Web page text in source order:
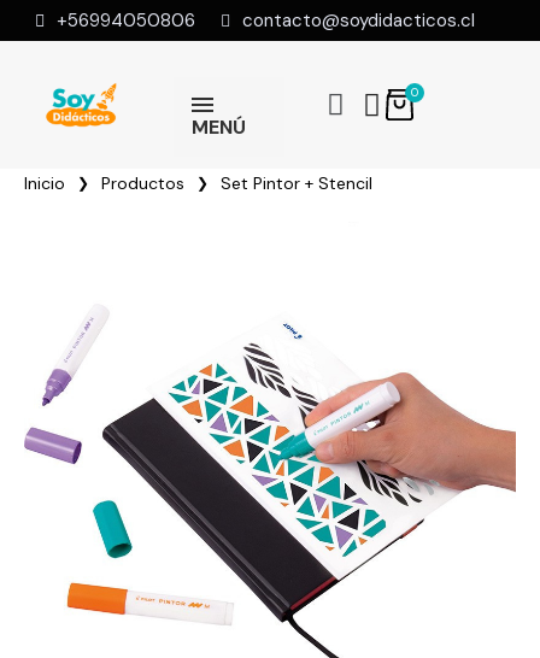
+56994050806 contacto@soydidacticos.cl
MENÚ
Inicio Productos Set Pintor + Stencil